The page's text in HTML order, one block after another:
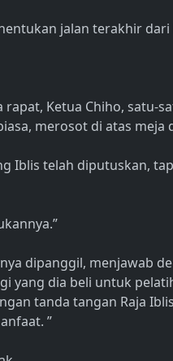
jalan terakhir
Ketua Chiho, satu-
merosot di atas meja
Iblis telah diputuskan,
dipanggil, menjawab
yang dia beli untuk
tanda tangan Raja
”